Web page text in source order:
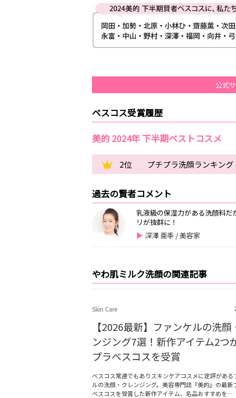
公式
ベスコス受賞履歴
美的 2024年 下半期ベストコスメ
2位 プチプラ洗顔ランキング
過去の賢者コメント
乳液級の保湿力がある洗顔料だ
リが抜群に！
深澤 亜季 / 美容家
やわ肌ミルク洗顔の関連記事
Skin Care
【2026最新】ファンケルの洗顔
ンジング7選！新作アイテム2つ
プラベスコスを受賞
ベスコス常連でもありスキンケアコスメに定評がある
ルの洗顔・クレンジング。美容専門誌『美的』の最新
ベスコスを受賞した新作アイテム、名品おすすめを…